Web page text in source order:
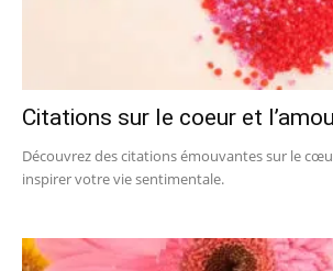
Citations sur le coeur et
Découvrez des citations émouvantes sur le
inspirer votre vie sentimentale.